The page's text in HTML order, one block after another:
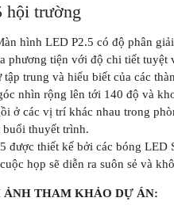
hội trường
hình LED P2.5 có độ phân
phương tiện với độ chi tiết
trung và hiểu biết của các
nhìn rộng lên tới 140 độ và
ở các vị trí khác nhau trong
thuyết trình.
được thiết kế bởi các bóng
họp sẽ diễn ra suôn sẻ và
THAM KHẢO DỰ ÁN: